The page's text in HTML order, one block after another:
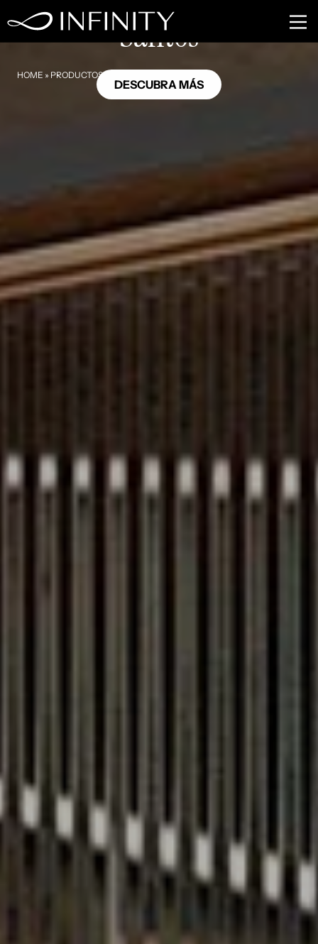
HOME » PRODUCTOS»
OC06
Santos
DESCUBRA MÁS